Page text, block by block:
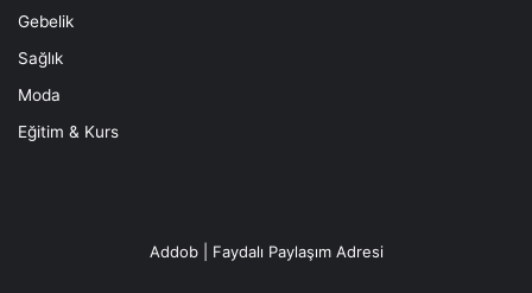
Gebelik
Sağlık
Moda
Eğitim & Kurs
Addob | Faydalı Paylaşım Adresi